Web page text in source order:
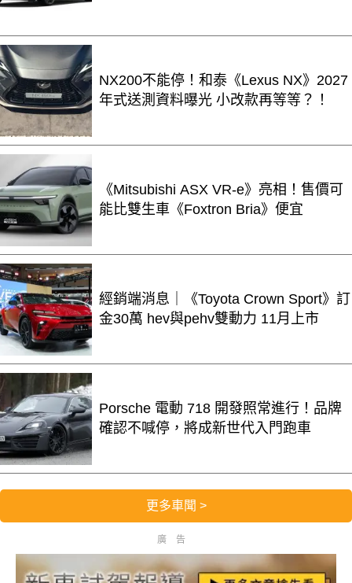
NX200不能停！和泰《Lexus NX》2027
年式送測資料曝光 小改款再等等？！
《Mitsubishi ASX VR-e》亮相！售價可
能比雙生車《Foxtron Bria》便宜
經銷端消息｜《Toyota Crown Sport》訂
金30萬 hev與pehv雙動力 11月上市
Porsche 電動 718 開發照常進行！品牌
確認不喊停，將成新世代入門跑車
更多車聞 >
廣告